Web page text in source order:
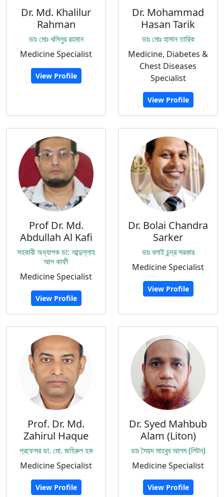
Dr. Md. Khalilur
Rahman
ডাঃ মোঃ খলিলুর রহমান
Medicine Specialist
View Profile
Dr. Mohammad
Hasan Tarik
ডাঃ মোঃ হাসান তারিক
Medicine, Diabetes &
Chest Diseases
Specialist
View Profile
Prof Dr. Md.
Abdullah Al Kafi
সহকারী অধ্যাপক ডা: আব্দুল্লাহ
আল কাফী
Medicine Specialist
View Profile
Dr. Bolai Chandra
Sarker
ডাঃ বলাই চন্দ্র সরকার
Medicine Specialist
View Profile
Prof. Dr. Md.
Zahirul Haque
প্রফেসর ডা. মো. জহিরুল হক
Medicine Specialist
View Profile
Dr. Syed Mahbub
Alam (Liton)
ডাঃ সৈয়দ মাহবুব আলম (লিটন)
Medicine Specialist
View Profile